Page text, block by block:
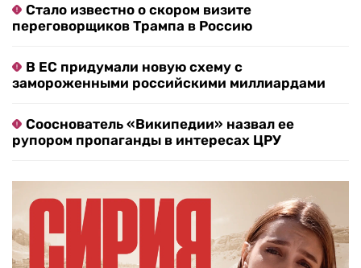
Стало известно о скором визите
переговорщиков Трампа в Россию
В ЕС придумали новую схему с
замороженными российскими миллиардами
Сооснователь «Википедии» назвал ее
рупором пропаганды в интересах ЦРУ